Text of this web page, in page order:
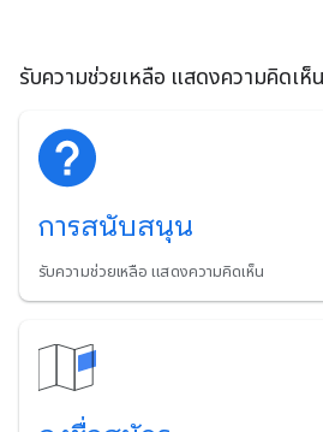
รับความช่วยเหลือ แสดงความคิดเห็น
การสนับสนุน
รับความช่วยเหลือ แสดงความคิดเห็น